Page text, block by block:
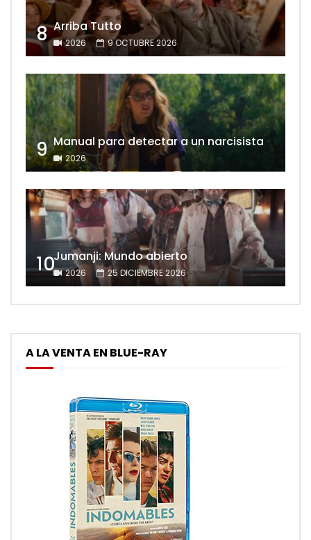
8 Arriba Tutto
2026 9 OCTUBRE 2026
9 Manual para detectar a un narcisista
2026
10Jumanji: Mundo abierto
2026 25 DICIEMBRE 2026
A LA VENTA EN BLUE-RAY